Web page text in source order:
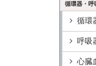
循環器・呼
循環
呼吸
心臓